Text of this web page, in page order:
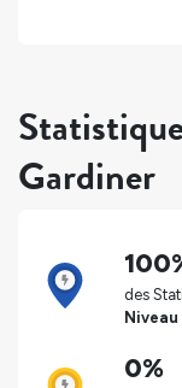
Gardiner
des
Niveau
0%